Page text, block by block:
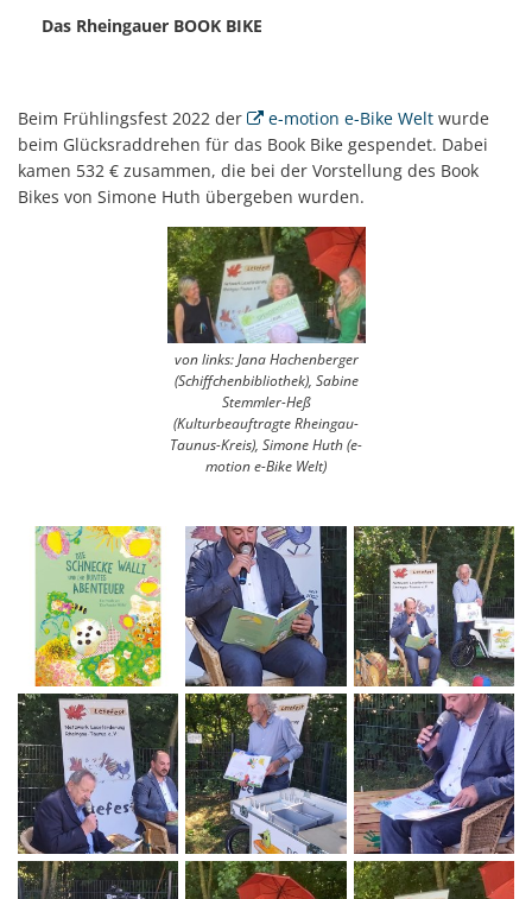
Das Rheingauer BOOK BIKE
Beim Frühlingsfest 2022 der e-motion e-Bike Welt wurde
beim Glücksraddrehen für das Book Bike gespendet. Dabei
kamen 532 € zusammen, die bei der Vorstellung des Book
Bikes von Simone Huth übergeben wurden.
von links: Jana Hachenberger
(Schiffchenbibliothek), Sabine
Stemmler-Heß
(Kulturbeauftragte Rheingau-
Taunus-Kreis), Simone Huth (e-
motion e-Bike Welt)